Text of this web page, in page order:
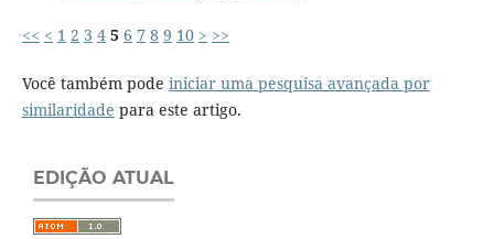
<< < 1 2 3 4 5 6 7 8 9 10 > >>
Você também pode iniciar uma pesquisa avançada por
similaridade para este artigo.
EDIÇÃO ATUAL